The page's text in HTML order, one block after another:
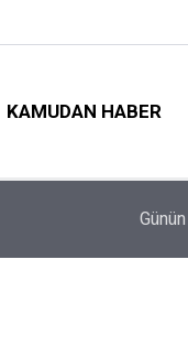
KAMUDAN HABER
2026 Atama